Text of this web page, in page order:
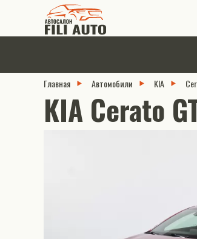
Главная Автомобили KIA
KIA Cerato